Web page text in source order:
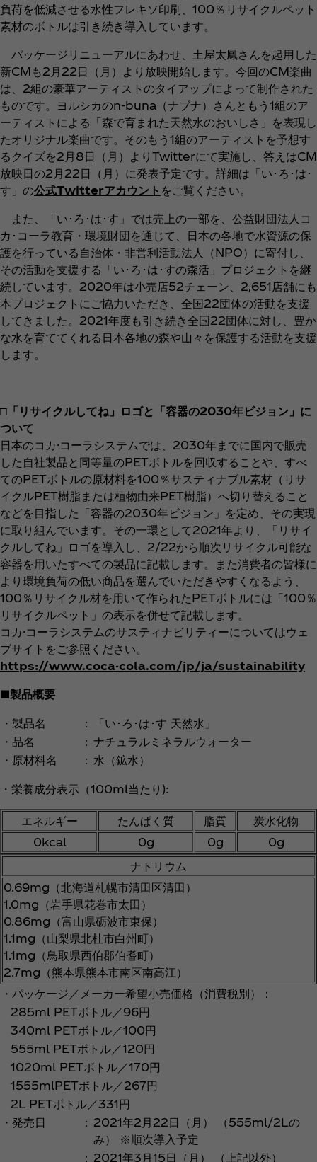
負荷を低減させる水性フレキソ印刷、100％リサイクルペット
素材のボトルは引き続き導入しています。
パッケージリニューアルにあわせ、土屋太鳳さんを起用した
新CMも2月22日（月）より放映開始します。今回のCM楽曲
は、2組の豪華アーティストのタイアップによって制作された
ものです。ヨルシカのn-buna（ナブナ）さんともう1組のア
ーティストによる「森で育まれた天然水のおいしさ」を表現し
たオリジナル楽曲です。そのもう1組のアーティストを予想す
るクイズを2月8日（月）よりTwitterにて実施し、答えはCM
放映日の2月22日（月）に発表予定です。詳細は「い･ろ･は･
す」の公式Twitterアカウント をご覧ください。
また、「い･ろ･は･す」では売上の一部を、公益財団法人コ
カ･コーラ教育・環境財団を通じて、日本の各地で水資源の保
護を行っている自治体・非営利活動法人（NPO）に寄付し、
その活動を支援する「い･ろ･は･すの森活」プロジェクトを継
続しています。2020年は小売店52チェーン、2,651店舗にも
本プロジェクトにご協力いただき、全国22団体の活動を支援
してきました。2021年度も引き続き全国22団体に対し、豊か
な水を育ててくれる日本各地の森や山々を保護する活動を支援
します。
□「リサイクルしてね」ロゴと「容器の2030年ビジョン」に
ついて
日本のコカ·コーラシステムでは、2030年までに国内で販売
した自社製品と同等量のPETボトルを回収することや、すべ
てのPETボトルの原材料を100％サスティナブル素材（リサ
イクルPET樹脂または植物由来PET樹脂）へ切り替えること
などを目指した「容器の2030年ビジョン」を定め、その実現
に取り組んでいます。その一環として2021年より、「リサイ
クルしてね」ロゴを導入し、2/22から順次リサイクル可能な
容器を用いたすべての製品に記載します。また消費者の皆様に
より環境負荷の低い商品を選んでいただきやすくなるよう、
100％リサイクル材を用いて作られたPETボトルには「100％
リサイクルペット」の表示を併せて記載します。
コカ·コーラシステムのサスティナビリティーについてはウェ
ブサイトをご参照ください。
https://www.coca-cola.com/jp/ja/sustainability
■製品概要
・製品名 ：
「い･ろ･は･す 天然水」
・品名
： ナチュラルミネラルウォーター
・原材料名
： 水（鉱水）
・栄養成分表示（100ml当たり):
エネルギー たんぱく質 脂質
炭水化物
0kcal
0g 0g
0g
ナトリウム
0.69mg（北海道札幌市清田区清田）
1.0mg（岩手県花巻市太田）
0.86mg（富山県砺波市東保）
1.1mg（山梨県北杜市白州町）
1.1mg（鳥取県西伯郡伯耆町）
2.7mg（熊本県熊本市南区南高江）
・パッケージ／メーカー希望小売価格（消費税別）：
285ml PETボトル／96円
340ml PETボトル／100円
555ml PETボトル／120円
1020ml PETボトル／170円
1555mlPETボトル／267円
2L PETボトル／331円
・発売日
： 2021年2月22日（月） （555ml/2Lの
み） ※順次導入予定
： 2021年3月15日（月） （上記以外）